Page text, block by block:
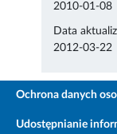
2010-01-08
Data
2012-03-22
Ochrona danych
Udostępnianie